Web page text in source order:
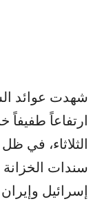
شهدت عوائد
ارتفاعاً
الثلاثاء، في
سندات الخزانة
إسرائيل